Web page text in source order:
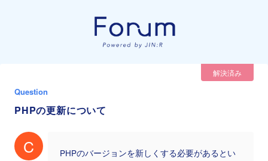
解決済み
Question
PHPの更新について
C
PHPのバージョンを新しくする必要があるとい